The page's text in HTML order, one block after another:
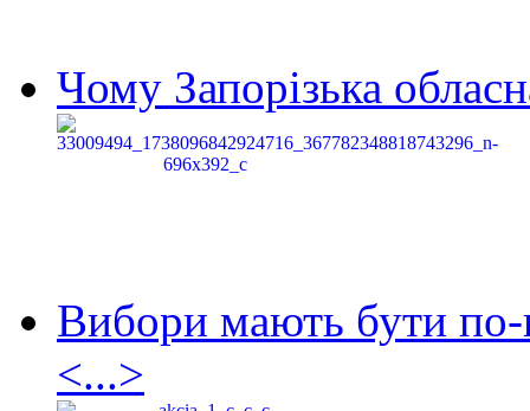
Чому Запорізька
Вибори мають бути по-
<...>